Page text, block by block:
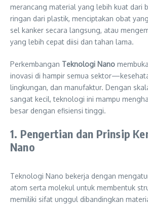
merancang material yang lebih kuat dari
ringan dari plastik, menciptakan obat
sel kanker secara langsung, atau
yang lebih cepat diisi dan tahan lama.
Perkembangan Teknologi Nano
inovasi di hampir semua
lingkungan, dan manufaktur. Dengan
sangat kecil, teknologi ini mampu
besar dengan efisiensi tinggi.
1. Pengertian dan Prinsip
Nano
Teknologi Nano bekerja dengan
atom serta molekul untuk membentuk
memiliki sifat unggul dibandingkan